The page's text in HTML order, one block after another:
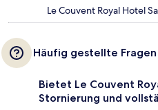
Le Couvent Royal Hotel
Häufig gestellte Fragen
Bietet Le Couvent
Stornierung und